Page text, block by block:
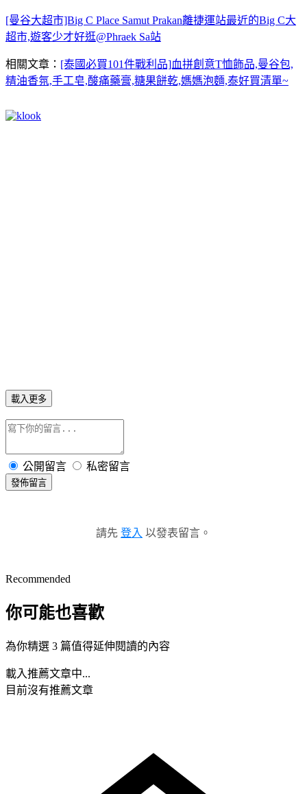
[曼谷大超市]Big C Place Samut Prakan離捷運站最近的Big C大
超市,遊客少才好逛@Phraek Sa站
相關文章： [泰國必買101件戰利品]血拼創意T恤飾品,曼谷包,
精油香氛,手工皂,酸痛藥膏,糖果餅乾,媽媽泡麵,泰好買清單~
載入更多
公開留言 私密留言
發佈留言
請先 登入 以發表留言。
Recommended
你可能也喜歡
為你精選 3 篇值得延伸閱讀的內容
載入推薦文章中...
目前沒有推薦文章